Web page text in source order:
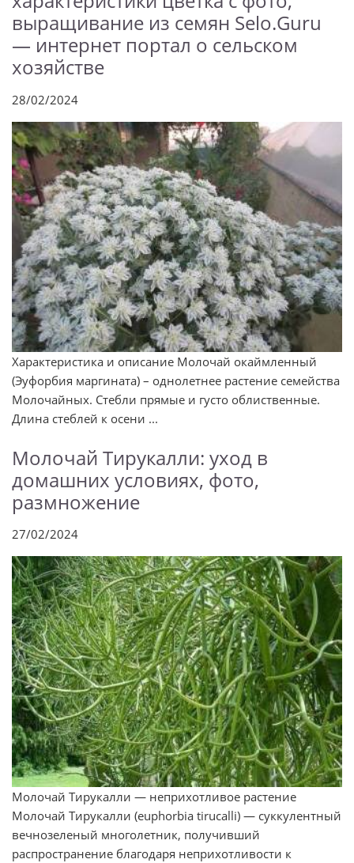
выращивание из семян Selo.Guru
— интернет портал о сельском
хозяйстве
28/02/2024
Характеристика и описание Молочай окаймленный
(Эуфорбия маргината) – однолетнее растение семейства
Молочайных. Стебли прямые и густо облиственные.
Длина стеблей к осени ...
Молочай Тирукалли: уход в
домашних условиях, фото,
размножение
27/02/2024
Молочай Тирукалли — неприхотливое растение
Молочай Тирукалли (euphorbia tirucalli) — суккулентный
вечнозеленый многолетник, получивший
распространение благодаря неприхотливости к